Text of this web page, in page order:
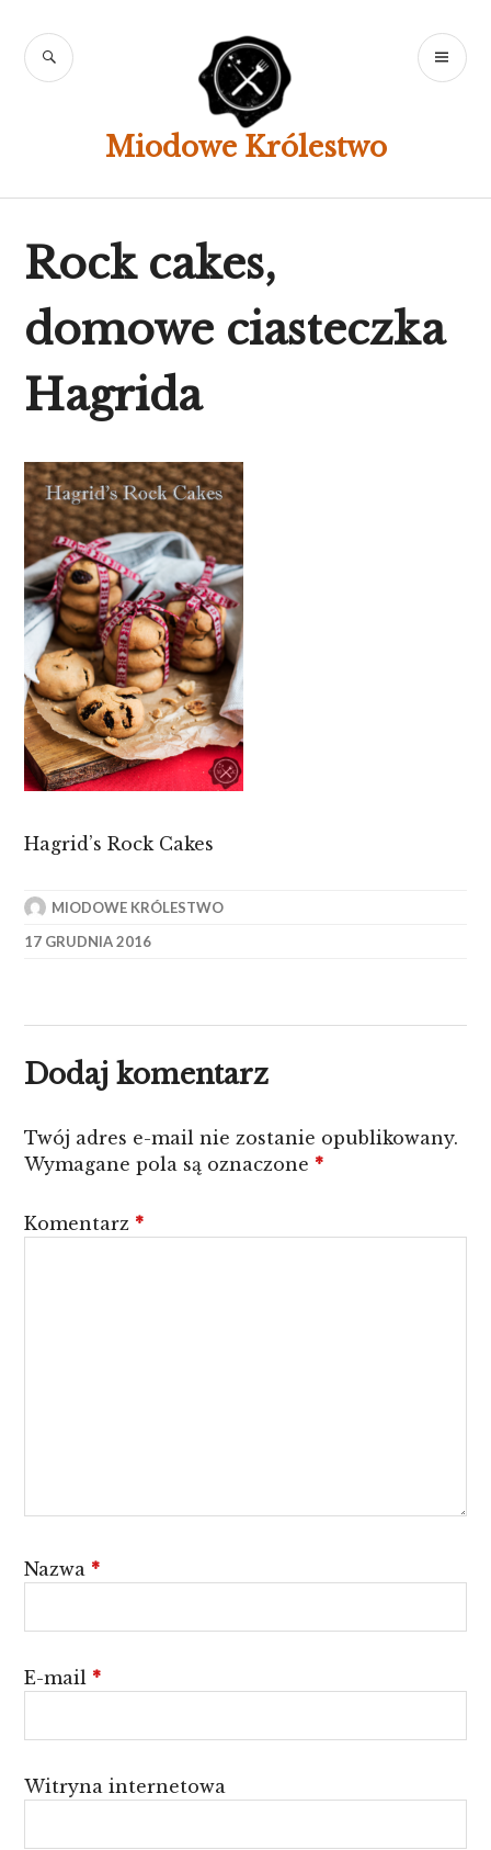
content
Miodowe Królestwo
SEARCH
Rock cakes,
domowe ciasteczka
Hagrida
Hagrid’s Rock Cakes
MIODOWE KRÓLESTWO
17 GRUDNIA 2016
Dodaj komentarz
Twój adres e-mail nie zostanie opublikowany.
Wymagane pola są oznaczone *
Komentarz *
Nazwa *
E-mail *
Witryna internetowa